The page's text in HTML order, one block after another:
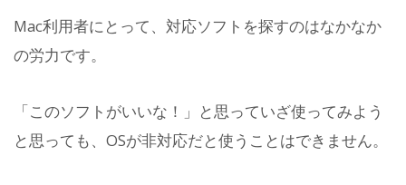
Mac利用者にとって、対応ソフトを探すのはなかなか
の労力です。
「このソフトがいいな！」と思っていざ使ってみよう
と思っても、OSが非対応だと使うことはできません。